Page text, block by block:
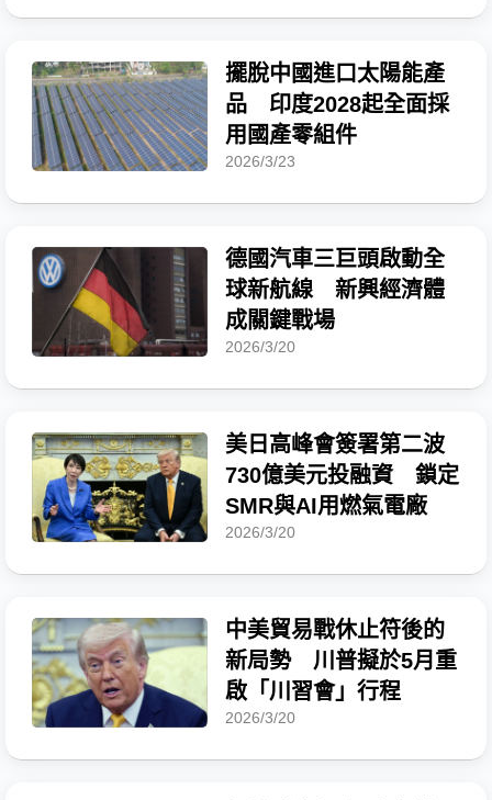
擺脫中國進口太陽能產
品 印度2028起全面採
用國產零組件
2026/3/23
德國汽車三巨頭啟動全
球新航線 新興經濟體
成關鍵戰場
2026/3/20
美日高峰會簽署第二波
730億美元投融資 鎖定
SMR與AI用燃氣電廠
2026/3/20
中美貿易戰休止符後的
新局勢 川普擬於5月重
啟「川習會」行程
2026/3/20